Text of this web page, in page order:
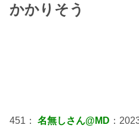
かかりそう
451： 名無しさん@MD ：